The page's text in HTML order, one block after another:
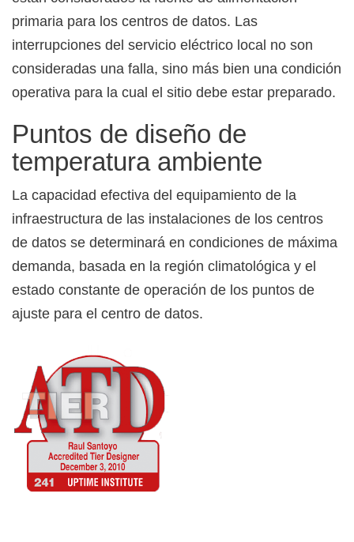
primaria para los centros de datos. Las
interrupciones del servicio eléctrico local no son
consideradas una falla, sino más bien una condición
operativa para la cual el sitio debe estar preparado.
Puntos de diseño de
temperatura ambiente
La capacidad efectiva del equipamiento de la
infraestructura de las instalaciones de los centros
de datos se determinará en condiciones de máxima
demanda, basada en la región climatológica y el
estado constante de operación de los puntos de
ajuste para el centro de datos.